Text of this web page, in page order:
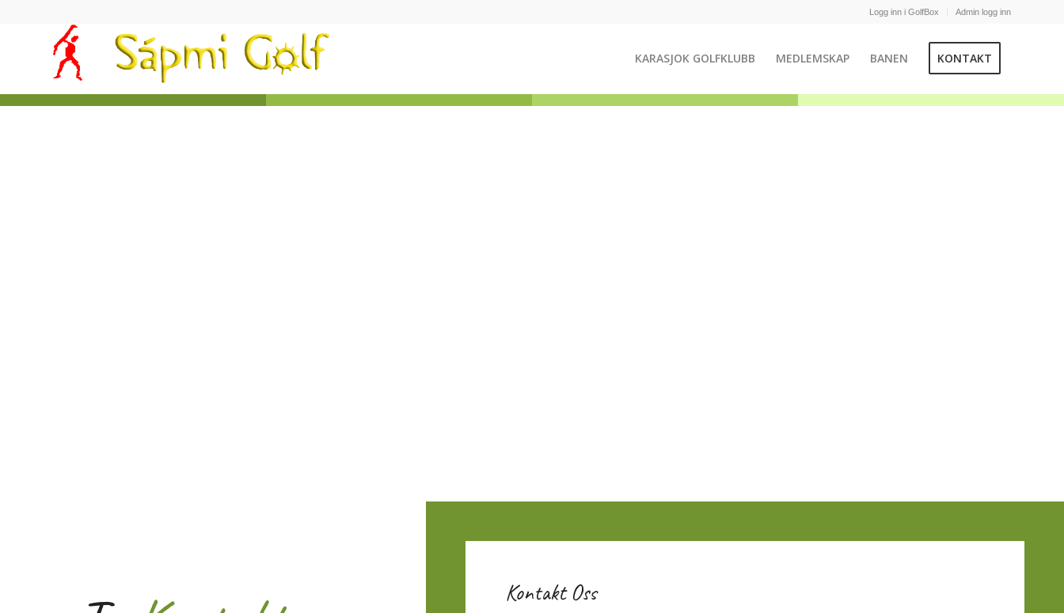
Logg inn i GolfBox Admin logg inn
KARASJOK GOLFKLUBB MEDLEMSKAP BANEN KONTAKT
Kontakt Oss